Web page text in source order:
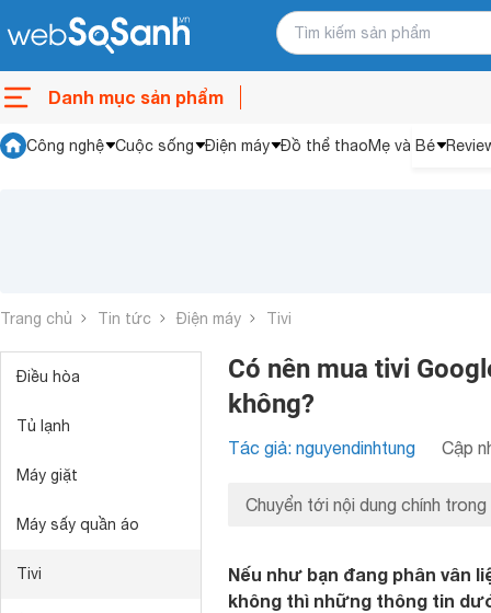
Danh mục sản phẩm
Công nghệ Cuộc sống Điện máy Đồ thể thaoMẹ và Bé
Trang chủ Tin tức Điện máy Tivi
Điều hòa
Tủ lạnh
Máy giặt
Máy sấy quần áo
Tivi
Có nên mua tivi
không?
Tác giả: nguyendinhtung Cập
Chuyển tới nội dung chính trong
Nếu như bạn đang phân vân
không thì những thông tin